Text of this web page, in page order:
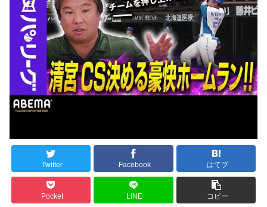
Twitter Facebook はてブ
Pocket LINE コピー